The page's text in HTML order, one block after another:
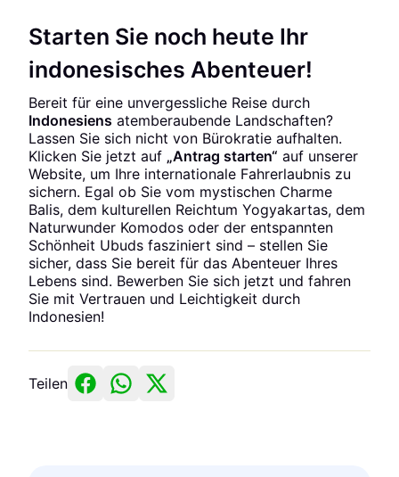
Starten Sie noch heute Ihr
indonesisches Abenteuer!
Bereit für eine unvergessliche Reise durch
Indonesiens atemberaubende Landschaften?
Lassen Sie sich nicht von Bürokratie aufhalten.
Klicken Sie jetzt auf „Antrag starten“ auf unserer
Website, um Ihre internationale Fahrerlaubnis zu
sichern. Egal ob Sie vom mystischen Charme
Balis, dem kulturellen Reichtum Yogyakartas, dem
Naturwunder Komodos oder der entspannten
Schönheit Ubuds fasziniert sind – stellen Sie
sicher, dass Sie bereit für das Abenteuer Ihres
Lebens sind. Bewerben Sie sich jetzt und fahren
Sie mit Vertrauen und Leichtigkeit durch
Indonesien!
Teilen